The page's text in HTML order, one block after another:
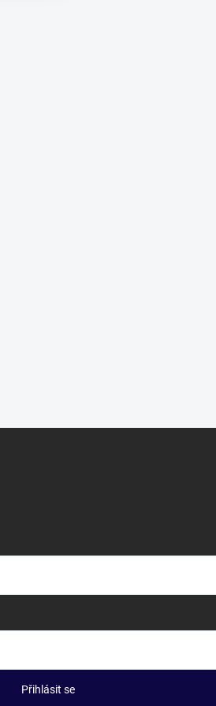
Přihlásit se